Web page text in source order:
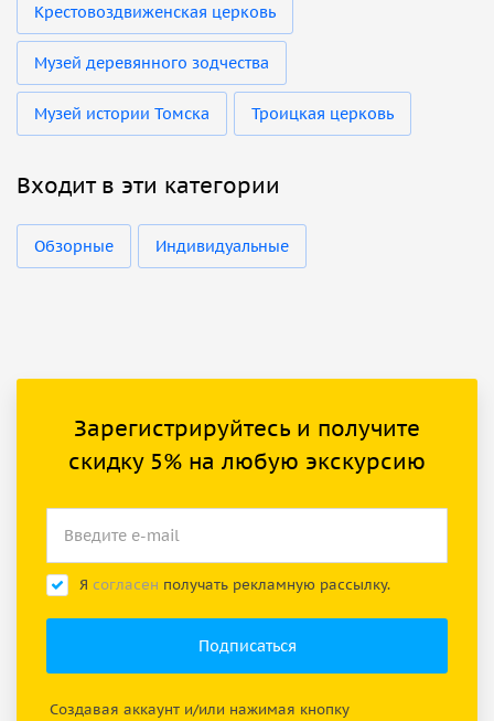
Крестовоздвиженская церковь
Музей деревянного зодчества
Музей истории Томска Троицкая церковь
Входит в эти категории
Обзорные Индивидуальные
Зарегистрируйтесь и получите
скидку 5% на любую экскурсию
Я согласен получать рекламную рассылку.
Создавая аккаунт и/или нажимая кнопку